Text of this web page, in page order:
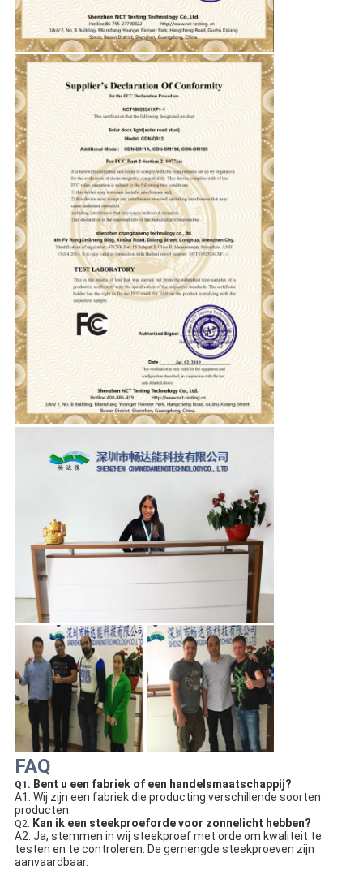
FAQ
Q1. Bent u een fabriek of een handelsmaatschappij?
A1: Wij zijn een fabriek die producting verschillende soorten
producten.
Q2. Kan ik een steekproeforde voor zonnelicht hebben?
A2: Ja, stemmen in wij steekproef met orde om kwaliteit te
testen en te controleren. De gemengde steekproeven zijn
aanvaardbaar.